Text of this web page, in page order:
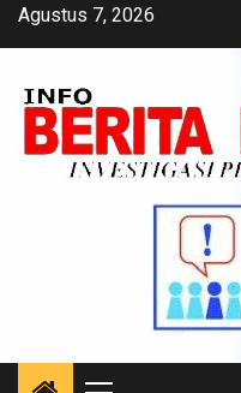
SkipAgustus 7, 2026